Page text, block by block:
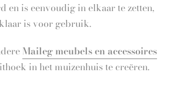
en is eenvoudig in elkaar te zetten,
is voor gebruik.
Maileg meubels en accessoires
in het muizenhuis te creëren.